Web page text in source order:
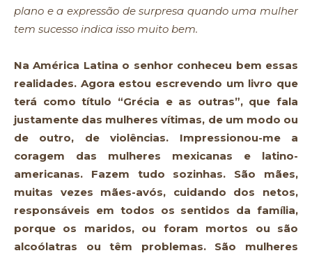
plano e a expressão de surpresa quando uma mulher
tem sucesso indica isso muito bem.
Na América Latina o senhor conheceu bem essas
realidades. Agora estou escrevendo um livro que
terá como título “Grécia e as outras”, que fala
justamente das mulheres vítimas, de um modo ou
de outro, de violências. Impressionou-me a
coragem das mulheres mexicanas e latino-
americanas. Fazem tudo sozinhas. São mães,
muitas vezes mães-avós, cuidando dos netos,
responsáveis em todos os sentidos da família,
porque os maridos, ou foram mortos ou são
alcoólatras ou têm problemas. São mulheres